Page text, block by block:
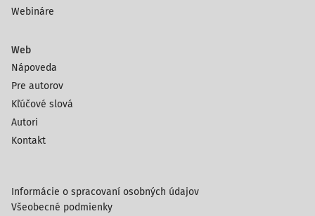
Webináre
Web
Nápoveda
Pre autorov
Kľúčové slová
Autori
Kontakt
Informácie o spracovaní osobných údajov
Všeobecné podmienky